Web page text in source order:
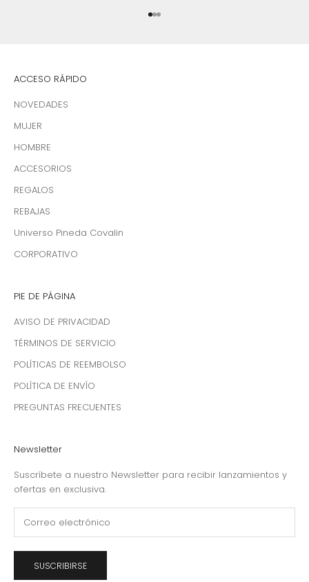
Ir al artículo 1
Ir al artículo 2
Ir al artículo 3
ACCESO RÁPIDO
NOVEDADES
MUJER
HOMBRE
ACCESORIOS
REGALOS
REBAJAS
Universo Pineda Covalin
CORPORATIVO
PIE DE PÁGINA
AVISO DE PRIVACIDAD
TÉRMINOS DE SERVICIO
POLÍTICAS DE REEMBOLSO
POLÍTICA DE ENVÍO
PREGUNTAS FRECUENTES
Newsletter
Suscríbete a nuestro Newsletter para recibir lanzamientos y
ofertas en exclusiva.
SUSCRIBIRSE